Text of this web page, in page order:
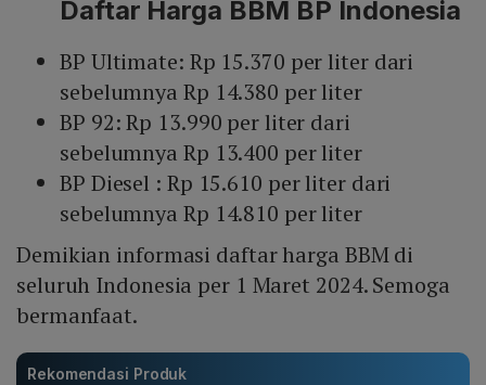
Daftar Harga BBM BP Indonesia
BP Ultimate: Rp 15.370 per liter dari
sebelumnya Rp 14.380 per liter
BP 92: Rp 13.990 per liter dari
sebelumnya Rp 13.400 per liter
BP Diesel : Rp 15.610 per liter dari
sebelumnya Rp 14.810 per liter
Demikian informasi daftar harga BBM di
seluruh Indonesia per 1 Maret 2024. Semoga
bermanfaat.
Rekomendasi Produk